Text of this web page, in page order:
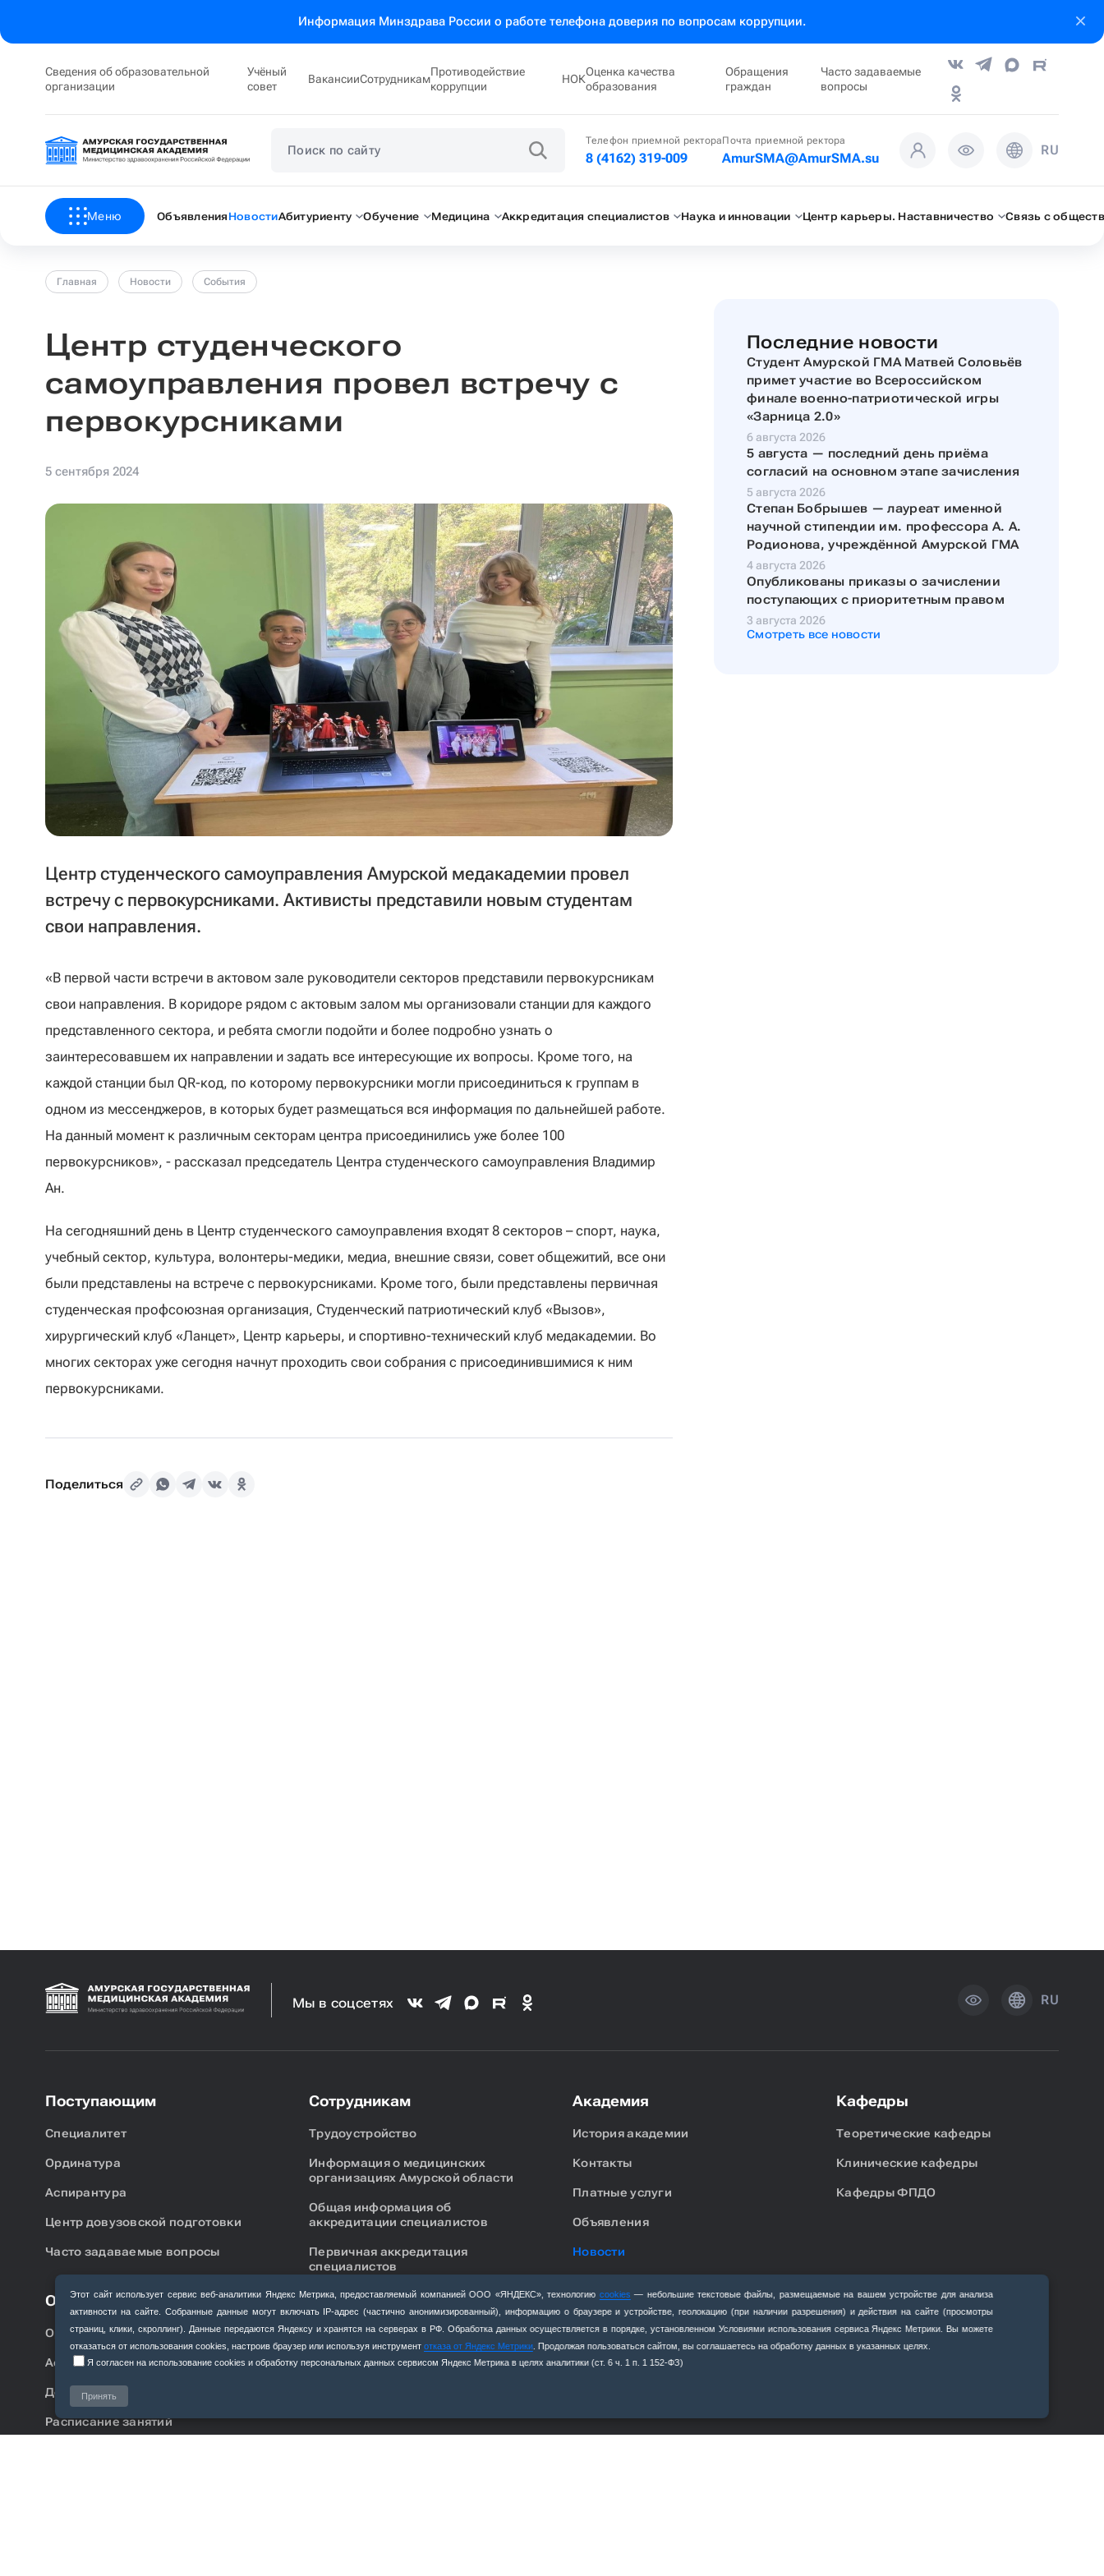
Информация Минздрава России о работе телефона доверия по вопросам коррупции.
Сведения об образовательной
организации
Учёный
совет
ВакансииСотрудникам
Противодействие
коррупции
НОК
Оценка качества
образования
Обращения
граждан
Часто задаваемые
вопросы
Телефон приемной ректора
8 (4162) 319-009
Почта приемной ректора
AmurSMA@AmurSMA.su RU
Меню Объявления НовостиАбитуриенту Обучение Медицина Аккредитация специалистов Наука и инновации Центр карьеры. Наставничество Связь с
Главная Новости События
Центр студенческого
самоуправления провел встречу с
первокурсниками
5 сентября 2024
Центр студенческого самоуправления Амурской медакадемии провел
встречу с первокурсниками. Активисты представили новым студентам
свои направления.
«В первой части встречи в актовом зале руководители секторов представили первокурсникам
свои направления. В коридоре рядом с актовым залом мы организовали станции для каждого
представленного сектора, и ребята смогли подойти и более подробно узнать о
заинтересовавшем их направлении и задать все интересующие их вопросы. Кроме того, на
каждой станции был QR-код, по которому первокурсники могли присоединиться к группам в
одном из мессенджеров, в которых будет размещаться вся информация по дальнейшей работе.
На данный момент к различным секторам центра присоединились уже более 100
первокурсников», - рассказал председатель Центра студенческого самоуправления Владимир
Ан.
На сегодняшний день в Центр студенческого самоуправления входят 8 секторов – спорт, наука,
учебный сектор, культура, волонтеры-медики, медиа, внешние связи, совет общежитий, все они
были представлены на встрече с первокурсниками. Кроме того, были представлены первичная
студенческая профсоюзная организация, Студенческий патриотический клуб «Вызов»,
хирургический клуб «Ланцет», Центр карьеры, и спортивно-технический клуб медакадемии. Во
многих секторах уже сегодня начнут проходить свои собрания с присоединившимися к ним
первокурсниками.
Поделиться
Последние новости
Студент Амурской ГМА Матвей Соловьёв
примет участие во Всероссийском
финале военно-патриотической игры
«Зарница 2.0»
6 августа 2026
5 августа — последний день приёма
согласий на основном этапе зачисления
5 августа 2026
Степан Бобрышев — лауреат именной
научной стипендии им. профессора А. А.
Родионова, учреждённой Амурской ГМА
4 августа 2026
Опубликованы приказы о зачислении
поступающих с приоритетным правом
3 августа 2026
Смотреть все новости
Этот сайт использует сервис веб‑аналитики Яндекс Метрика, предоставляемый компанией ООО «ЯНДЕКС», технологию cookies — небольшие текстовые файлы, размещаемые на вашем устройстве для анализа
активности на сайте. Собранные данные могут включать IP‑адрес (частично анонимизированный), информацию о браузере и устройстве, геолокацию (при наличии разрешения) и действия на сайте (просмотры
страниц, клики, скроллинг). Данные передаются Яндексу и хранятся на серверах в РФ. Обработка данных осуществляется в порядке, установленном Условиями использования сервиса Яндекс Метрики. Вы можете
отказаться от использования cookies, настроив браузер или используя инструментотказа от Яндекс Метрики . Продолжая пользоваться сайтом, вы соглашаетесь на обработку данных в указанных целях.
Я согласен на использование cookies и обработку персональных данных сервисом Яндекс Метрика в целях аналитики (ст. 6 ч. 1 п. 1 152‑ФЗ)
Принять
Мы в соцсетях RU
Поступающим
Специалитет
Ординатура
Аспирантура
Центр довузовской подготовки
Часто задаваемые вопросы
Обучающимся
Ординатура
Аспирантура
Дополнительное образование
Расписание занятий
Сотрудникам
Трудоустройство
Информация о медицинских
организациях Амурской области
Общая информация об
аккредитации специалистов
Первичная аккредитация
специалистов
Подготовка к прохождению
аккредитации специалистов
Академия
История академии
Контакты
Платные услуги
Объявления
Новости
Противодействие коррупции
Антитеррористическая
Кафедры
Теоретические кафедры
Клинические кафедры
Кафедры ФПДО